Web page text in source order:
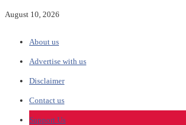
August 10, 2026
About us
Advertise with us
Disclaimer
Contact us
Support Us